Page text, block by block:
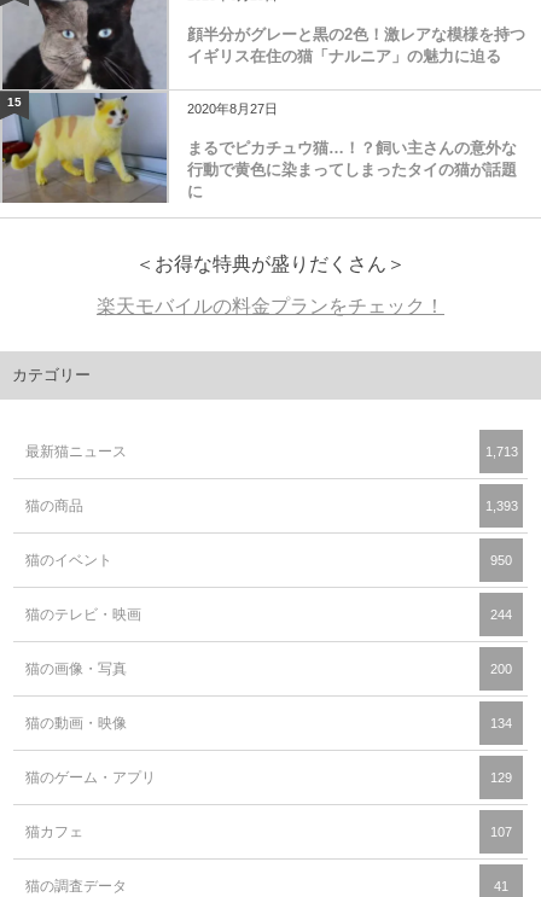
顔半分がグレーと黒の2色！激レアな模様を持つ
イギリス在住の猫「ナルニア」の魅力に迫る
15 2020年8月27日
まるでピカチュウ猫…！？飼い主さんの意外な
行動で黄色に染まってしまったタイの猫が話題
に
＜お得な特典が盛りだくさん＞
楽天モバイルの料金プランをチェック！
カテゴリー
最新猫ニュース 1,713
猫の商品 1,393
猫のイベント 950
猫のテレビ・映画 244
猫の画像・写真 200
猫の動画・映像 134
猫のゲーム・アプリ 129
猫カフェ 107
猫の調査データ 41